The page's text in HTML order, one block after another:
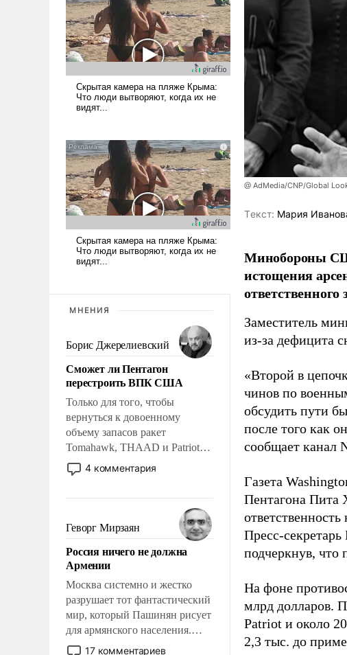
МНЕНИЯ
Борис Джерелиевский
Сможет ли Пентагон
перестроить ВПК США
Только для того, чтобы
вернуться к довоенному
объему запасов ракет
Tomahawk, THAAD и Patriot
США потребуется более трех
лет. Даже небольшая война с
Сложившаяся ситуация
означает многолетний период
уязвимости США, например,
перед Китаем.
4 комментария
Геворг Мирзаян
Россия ничего не должна
Армении
Москва системно и жестко
разрушает тот фантастический
мир, который Пашинян рисует
для армянского населения.
Мир, где политические17 комментариев
@ AdMedia/CNP/Global
Tекст: Мария
Минобороны
истощения
Заместитель
из-за дефицита
«Второй в
чинов по
обсудить пути
после того как
сообщает канал
Газета
Пентагона Пита
Пресс-
подчеркнув, что
На фоне
млрд долларов.
Patriot и около
2,3 тыс. до